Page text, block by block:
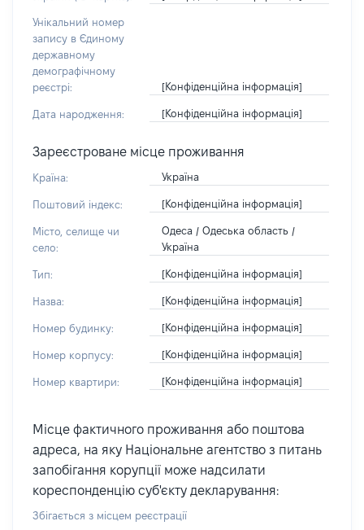
Унікальний номер
запису в Єдиному
державному
демографічному
реєстрі:
[Конфіденційна інформація]
Дата народження: [Конфіденційна інформація]
Зареєстроване місце проживання
Країна: Україна
Поштовий індекс: [Конфіденційна інформація]
Місто, селище чи
село:
Одеса / Одеська область /
Україна
Тип: [Конфіденційна інформація]
Назва: [Конфіденційна інформація]
Номер будинку: [Конфіденційна інформація]
Номер корпусу: [Конфіденційна інформація]
Номер квартири: [Конфіденційна інформація]
Місце фактичного проживання або поштова
адреса, на яку Національне агентство з питань
запобігання корупції може надсилати
кореспонденцію суб'єкту декларування:
Збігається з місцем реєстрації